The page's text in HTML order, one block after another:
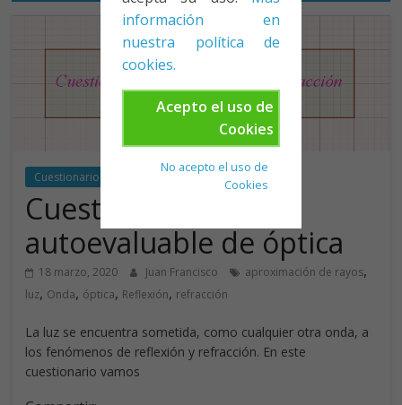
información en
nuestra política de
cookies.
Acepto el uso de
Cookies
No acepto el uso de
Cookies
Cuestionario Google Classroom
Cuestionario
autoevaluable de óptica
18 marzo, 2020 Juan Francisco aproximación de rayos,
luz, Onda, óptica, Reflexión, refracción
La luz se encuentra sometida, como cualquier otra onda, a
los fenómenos de reflexión y refracción. En este
cuestionario vamos